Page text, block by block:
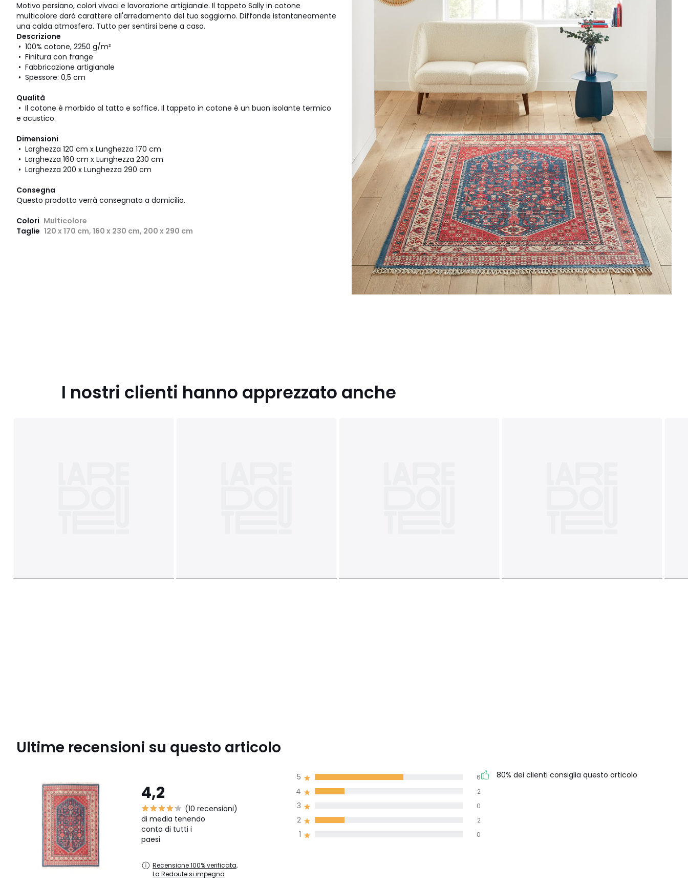
Motivo persiano, colori vivaci e lavorazione artigianale. Il tappeto Sally in cotone
multicolore darà carattere all'arredamento del tuo soggiorno. Diffonde istantaneamente
una calda atmosfera. Tutto per sentirsi bene a casa.
Descrizione
• 100% cotone, 2250 g/m²
• Finitura con frange
• Fabbricazione artigianale
• Spessore: 0,5 cm
Qualità
• Il cotone è morbido al tatto e soffice. Il tappeto in cotone è un buon isolante termico
e acustico.
Dimensioni
• Larghezza 120 cm x Lunghezza 170 cm
• Larghezza 160 cm x Lunghezza 230 cm
• Larghezza 200 x Lunghezza 290 cm
Consegna
Questo prodotto verrà consegnato a domicilio.
Colori Multicolore
Taglie 120 x 170 cm, 160 x 230 cm, 200 x 290 cm
I nostri clienti hanno apprezzato anche
Ultime recensioni su questo articolo
4,2
(10 recensioni)
di media tenendo
conto di tutti i
paesi
Recensione 100% verificata,
La Redoute si impegna
1 0
2 2
3 0
4 2
5 6 80% dei clienti consiglia questo articolo